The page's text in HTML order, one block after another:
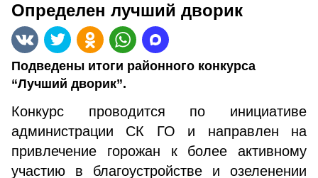
Определен лучший дворик
Подведены итоги районного конкурса
“Лучший дворик”.
Конкурс проводится по инициативе
администрации СК ГО и направлен на
привлечение горожан к более активному
участию в благоустройстве и озеленении